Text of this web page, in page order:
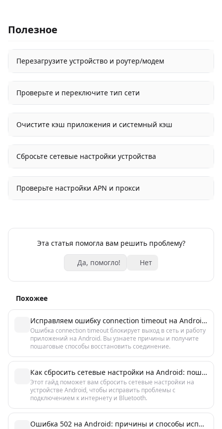
Полезное
Перезагрузите устройство и роутер/модем
Проверьте и переключите тип сети
Очистите кэш приложения и системный кэш
Сбросьте сетевые настройки устройства
Проверьте настройки APN и прокси
Эта статья помогла вам решить проблему?
Да, помогло! Нет
Похожее
Исправляем ошибку connection timeout на Android — быстрый гайд
Ошибка connection timeout блокирует выход в сеть и работу
приложений на Android. Вы узнаете причины и получите
пошаговые способы восстановить соединение.
Как сбросить сетевые настройки на Android: пошаговое решение
Этот гайд поможет вам сбросить сетевые настройки на
устройстве Android, чтобы исправить проблемы с
подключением к интернету и Bluetooth.
Ошибка 502 на Android: причины и способы исправления